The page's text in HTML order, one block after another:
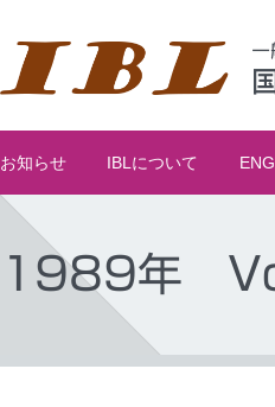
お知らせ IBLについて
1989年